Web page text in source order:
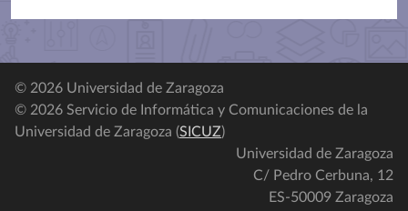
© 2026 Universidad de Zaragoza
© 2026 Servicio de Informática y Comunicaciones de la
Universidad de Zaragoza (SICUZ)
Universidad de Zaragoza
C/ Pedro Cerbuna, 12
ES-50009 Zaragoza